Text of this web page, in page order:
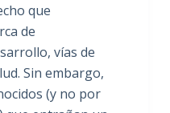
que
de
vías de
Sin embargo,
(y no por